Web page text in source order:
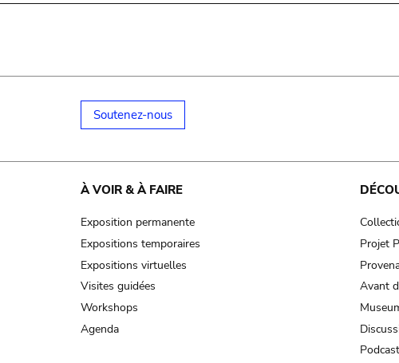
Soutenez-nous
À VOIR & À FAIRE
Exposition permanente
Expositions temporaires
Expositions virtuelles
Visites guidées
Workshops
Agenda
Projet
Avant